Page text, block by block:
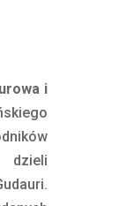
i
dzieli